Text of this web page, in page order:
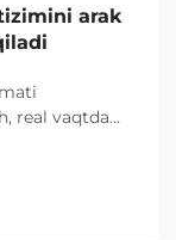
arak
real vaqtda